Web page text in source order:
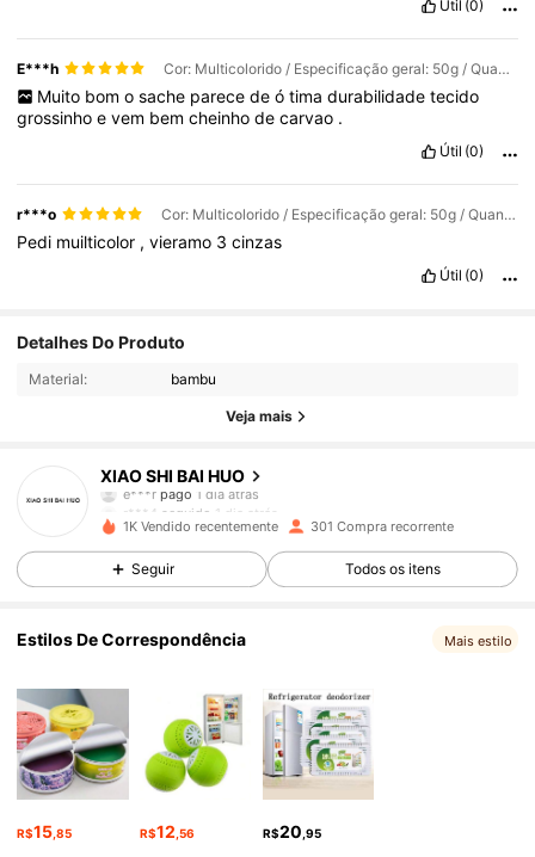
Útil (0)
E***h Cor: Multicolorido / Especificação geral: 50g / Quantidade: 1PC
Muito bom o sache parece de ó tima durabilidade tecido
grossinhoevem bemcheinhodecarvao .
Útil (0)
r***o Cor: Multicolorido / Especificação geral: 50g / Quantidade: 1PC
Pedi muilticolor ,vieramo 3cinzas
Útil (0)
Detalhes Do Produto
Material: bambu
Veja mais
XIAO SHI BAI HUO
4,89 774 Seguidores
e***rpago1 dia atrás
r***4 seguido1 dia atrás
4,89
774 Seguidores
774 Seguidores
4,89 774 Seguidores
774 Seguidores
4,89 774 Seguidores
1K Vendido recentemente 301 Compra recorrente
Seguir Todos os itens
Estilos De Correspondência Mais estilo
R$15 ,85 R$12 ,56 R$20 ,95